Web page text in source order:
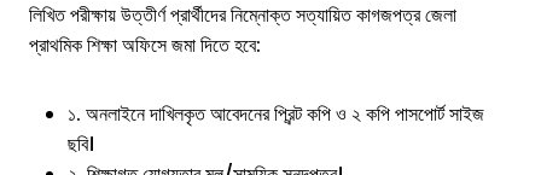
লিখিত পরীক্ষায় উত্তীর্ণ প্রার্থীদের নিম্নোক্ত সত্যায়িত কাগজপত্র জেলা
প্রাথমিক শিক্ষা অফিসে জমা দিতে হবে:
১. অনলাইনে দাখিলকৃত আবেদনের প্রিন্ট কপি ও ২ কপি পাসপোর্ট সাইজ
ছবি।